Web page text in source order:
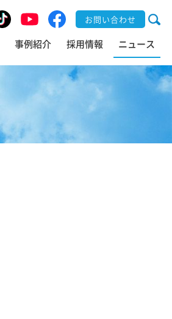
お問い合わせ
事例紹介 採用情報 ニュース